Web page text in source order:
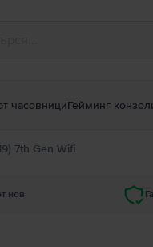
часовнициГейминг
7th Gen Wifi
нов